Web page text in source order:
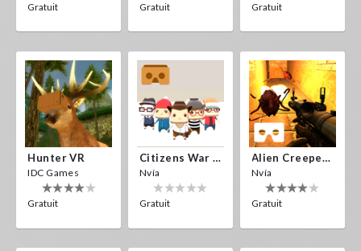
Gratuit Gratuit Gratuit
Hunter VR
IDC Games
Gratuit
Citizens War VR
Nvía
Gratuit
Alien Creepers VR
Nvía
Gratuit